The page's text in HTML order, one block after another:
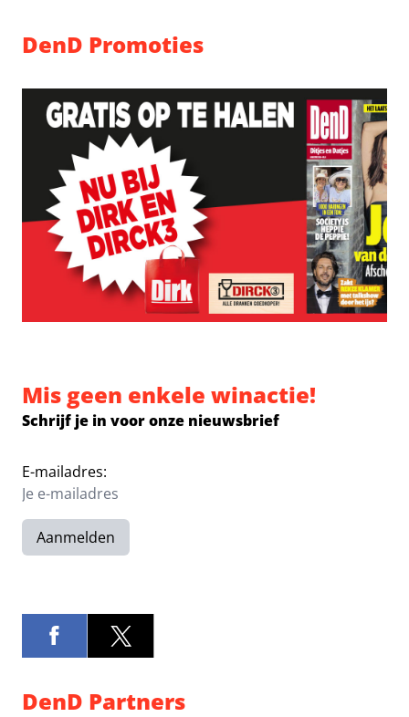
DenD Promoties
Mis geen enkele winactie!
Schrijf je in voor onze nieuwsbrief
E-mailadres:
Aanmelden
DenD Partners